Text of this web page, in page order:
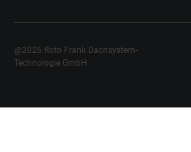
@2026 Roto Frank Dachsystem-
Technologie GmbH